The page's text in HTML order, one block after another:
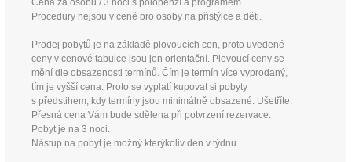
Cena za osobu / 3 noci s polopenzí a programem.
Procedury nejsou v ceně pro osoby na přistýlce a děti.
Prodej pobytů je na základě plovoucích cen, proto uvedené
ceny v cenové tabulce jsou jen orientační. Plovoucí ceny se
mění dle obsazenosti termínů. Čím je termín více vyprodaný,
tím je vyšší cena. Proto se vyplatí kupovat si pobyty
s předstihem, kdy termíny jsou minimálně obsazené. Ušetříte.
Přesná cena Vám bude sdělena při potvrzení rezervace.
Pobyt je na 3 noci.
Nástup na pobyt je možný kterýkoliv den v týdnu.